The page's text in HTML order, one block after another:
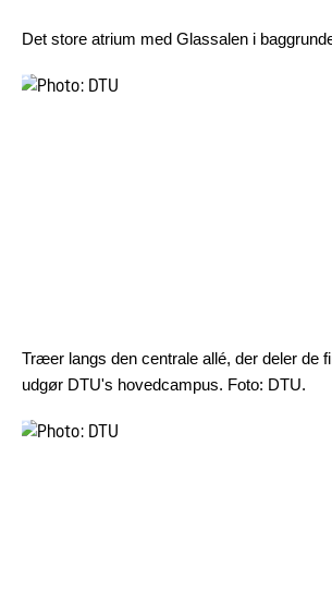
Det store atrium med Glassalen i
Træer langs den centrale allé, der deler de
udgør DTU's hovedcampus. Foto: DTU.